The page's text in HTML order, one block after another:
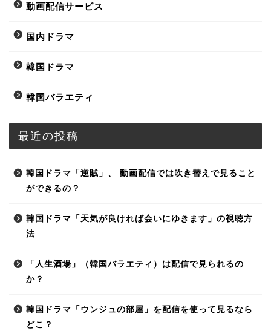
動画配信サービス
国内ドラマ
韓国ドラマ
韓国バラエティ
最近の投稿
韓国ドラマ「逆賊」、 動画配信では吹き替えで見ること
ができるの？
韓国ドラマ「天気が良ければ会いにゆきます」の視聴方
法
「人生酒場」（韓国バラエティ）は配信で見られるの
か？
韓国ドラマ「ウンジュの部屋」を配信を使って見るなら
どこ？